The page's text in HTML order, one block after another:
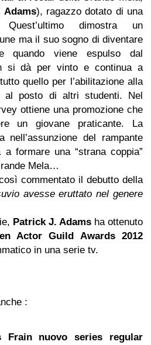
Adams), ragazzo dotato di una
Quest’ultimo dimostra un
ma il suo sogno di diventare
quando viene espulso dal
si dà per vinto e continua a
quello per l’abilitazione alla
al posto di altri studenti. Nel
ottiene una promozione che
un giovane praticante. La
nell’assunzione del rampante
formare una “strana coppia”
Mela…
commentato il debutto della
avesse eruttato nel genere
Patrick J. Adams ha ottenuto
Actor Guild Awards 2012
in una serie tv.
:
Frain nuovo series regular